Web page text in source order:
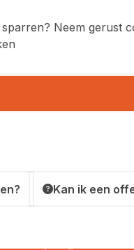
sparren? Neem gerust
Kan ik een